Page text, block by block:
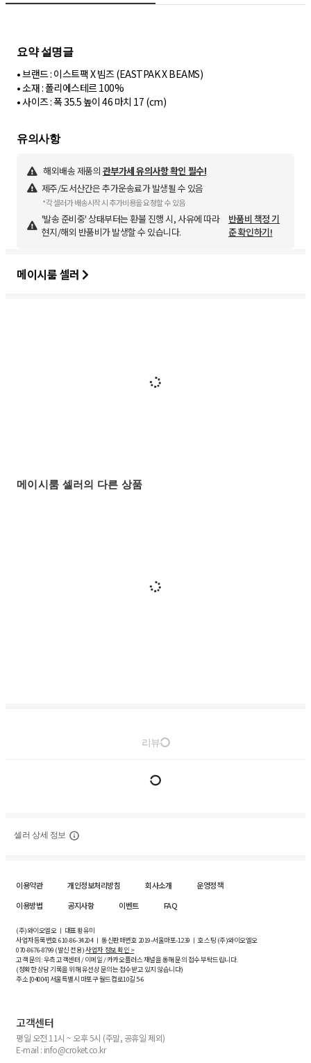
요약 설명글
• 브랜드 : 이스트팩 X 빔즈 (EASTPAK X BEAMS)
• 소재 : 폴리에스테르 100%
• 사이즈 : 폭 35.5 높이 46 마치 17 (cm)
유의사항
해외배송 제품의 관부가세 유의사항 확인 필수!
제주/도서산간은 추가운송료가 발생될 수 있음
*각 셀러가 배송시작 시 추가비용을 요청할 수 있음
'발송 준비중' 상태부터는 환불 진행 시, 사유에 따라
현지/해외 반품비가 발생할 수 있습니다.
반품비 책정 기
준 확인하기!
메이시룸 셀러
메이시룸 셀러의 다른 상품
리뷰
셀러 상세 정보
이용약관 개인정보처리방침 회사소개
운영정책
이용방법
공지사항 이벤트 FAQ
(주)와이오엘오 ㅣ 대표 황유미
사업자등록번호610-86-34204ㅣ 통신판매번호 2019-서울마포-1239 ㅣ 호스팅 (주)와이오엘오
070-8676-8799 (발신 전용)사업자 정보 확인 >
고객 문의: 우측 고객센터 / 이메일 / 카카오플러스 채널을 통해 문의 접수 부탁드립니다.
(정확한 상담 기록을 위해 유선상 문의는 접수받고 있지 않습니다)
주소 [04004] 서울특별시 마포구 월드컵로10길5-6
고객센터
평일 오전 11시 ~ 오후 5시 (주말, 공휴일 제외)
E-mail : info@croket.co.kr